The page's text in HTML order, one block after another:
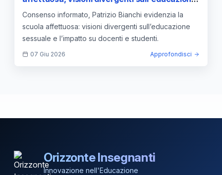
sessuale
Consenso informato, Patrizio Bianchi evidenzia la
scuola affettuosa: visioni divergenti sull’educazione
sessuale e l’impatto su docenti e studenti.
07 Giu 2026 Approfondisci
Orizzonte Insegnanti
Innovazione nell'Educazione